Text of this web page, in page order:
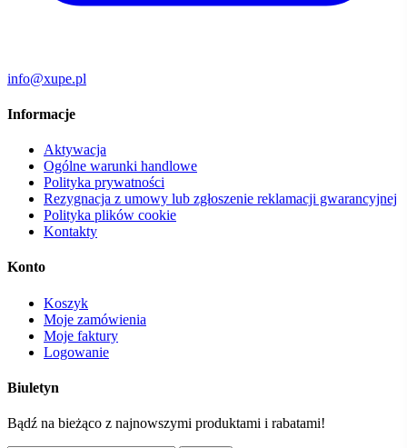
info@xupe.pl
Informacje
Aktywacja
Ogólne warunki handlowe
Polityka prywatności
Rezygnacja z umowy lub zgłoszenie reklamacji gwarancyjnej
Polityka plików cookie
Kontakty
Konto
Koszyk
Moje zamówienia
Moje faktury
Logowanie
Biuletyn
Bądź na bieżąco z najnowszymi produktami i rabatami!